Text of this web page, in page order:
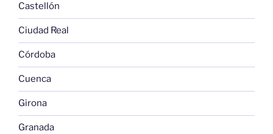
Castellón
Ciudad Real
Córdoba
Cuenca
Girona
Granada